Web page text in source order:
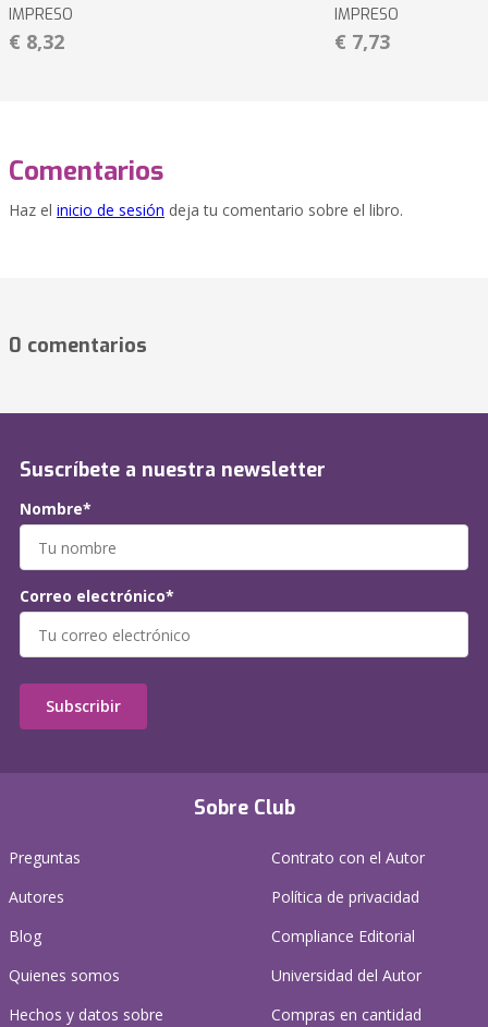
IMPRESO
€ 8,32
IMPRESO
€ 7,73
Comentarios
Haz el inicio de sesión deja tu comentario sobre el libro.
0 comentarios
Sobre Club
Preguntas
Autores
Blog
Quienes somos
Hechos y datos sobre
Contrato con el Autor
Política de privacidad
Compliance Editorial
Universidad del Autor
Compras en cantidad
Suscríbete a nuestra newsletter
Nombre*
Correo electrónico*
Subscribir